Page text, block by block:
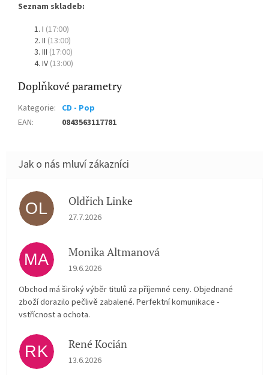
Seznam skladeb:
I (17:00)
II (13:00)
III (17:00)
IV (13:00)
Doplňkové parametry
Kategorie: CD - Pop
EAN: 0843563117781
OL Oldřich Linke
Hodnocení obchodu je 5 z 5 hvězdiček.
27.7.2026
MA Monika Altmanová
Hodnocení obchodu je 5 z 5 hvězdiček.
19.6.2026
Obchod má široký výběr titulů za příjemné ceny. Objednané
zboží dorazilo pečlivě zabalené. Perfektní komunikace -
vstřícnost a ochota.
RK René Kocián
Hodnocení obchodu je 5 z 5 hvězdiček.
13.6.2026